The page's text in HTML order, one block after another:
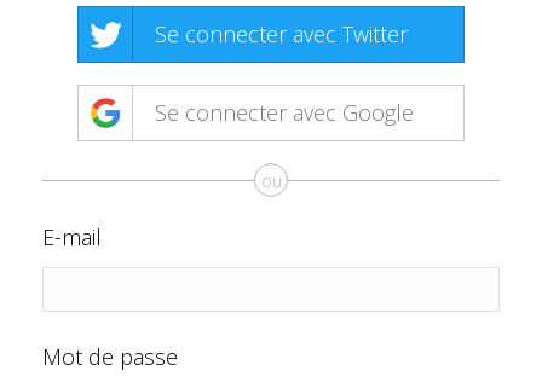
Se connecter avec Twitter
Se connecter avec Google
ou
E-mail
Mot de passe